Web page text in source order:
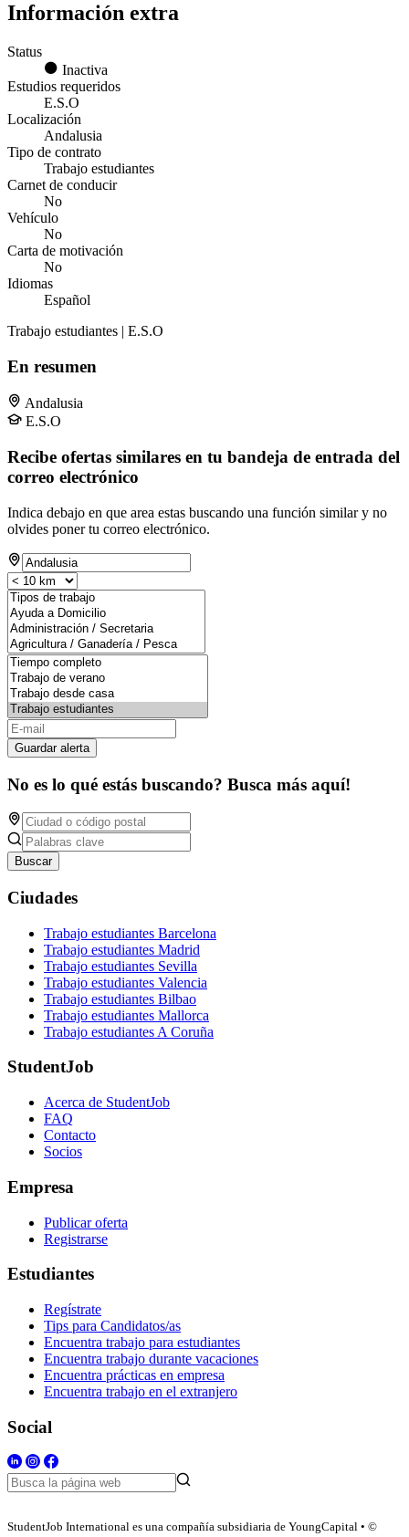
Información extra
Status
Inactiva
Estudios requeridos
E.S.O
Localización
Andalusia
Tipo de contrato
Trabajo estudiantes
Carnet de conducir
No
Vehículo
No
Carta de motivación
No
Idiomas
Español
Trabajo estudiantes | E.S.O
En resumen
Andalusia
E.S.O
Recibe ofertas similares en tu bandeja de entrada del
correo electrónico
Indica debajo en que area estas buscando una función similar y no
olvides poner tu correo electrónico.
Guardar alerta
No es lo qué estás buscando? Busca más aquí!
Buscar
Ciudades
Trabajo estudiantes Barcelona
Trabajo estudiantes Madrid
Trabajo estudiantes Sevilla
Trabajo estudiantes Valencia
Trabajo estudiantes Bilbao
Trabajo estudiantes Mallorca
Trabajo estudiantes A Coruña
StudentJob
Acerca de StudentJob
FAQ
Contacto
Socios
Empresa
Publicar oferta
Registrarse
Estudiantes
Regístrate
Tips para Candidatos/as
Encuentra trabajo para estudiantes
Encuentra trabajo durante vacaciones
Encuentra prácticas en empresa
Encuentra trabajo en el extranjero
Social
StudentJob International es una compañía subsidiaria de YoungCapital • ©